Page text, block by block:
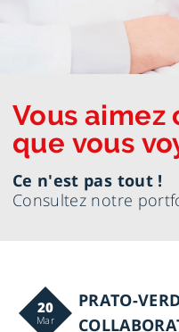
Vous aimez
que vous
Ce n'est pas tout !
Consultez notre
20
Mar
PRATO-